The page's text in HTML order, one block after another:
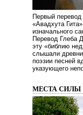
Первый перевод
«Авадхута
изначального
Перевод Глеба
эту «библию
слышали
поэзии песней
указующего
МЕСТА СИЛЫ